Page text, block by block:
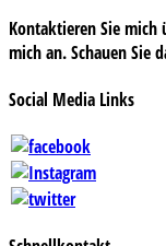
Kontaktieren Sie mich
mich an. Schauen Sie
Social Media Links